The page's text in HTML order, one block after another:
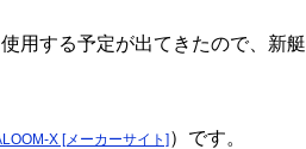
用する予定が出てきたので、新艇
X [メーカーサイト]）です。